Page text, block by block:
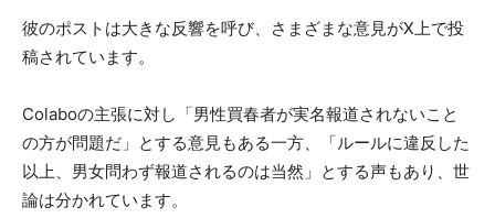
彼のポストは大きな反響を呼び、さまざまな意見がX上で投
稿されています。
Colaboの主張に対し「男性買春者が実名報道されないこと
の方が問題だ」とする意見もある一方、「ルールに違反した
以上、男女問わず報道されるのは当然」とする声もあり、世
論は分かれています。